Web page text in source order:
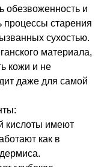
обезвоженность и
старения
сухостью.
материала,
кожи и не
даже для самой
кислоты имеют
как в